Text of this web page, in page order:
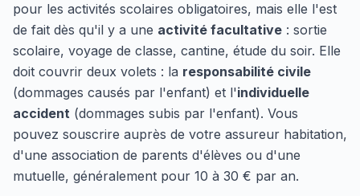
pour les activités scolaires obligatoires, mais elle l'est
de fait dès qu'il y a une activité facultative : sortie
scolaire, voyage de classe, cantine, étude du soir. Elle
doit couvrir deux volets : la responsabilité civile
(dommages causés par l'enfant) et l'individuelle
accident (dommages subis par l'enfant). Vous
pouvez souscrire auprès de votre assureur habitation,
d'une association de parents d'élèves ou d'une
mutuelle, généralement pour 10 à 30 € par an.